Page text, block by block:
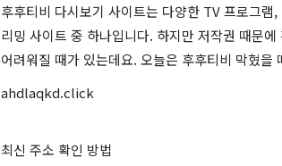
후후티비 다시보기 사이트는 다양한 TV 프로그
리밍 사이트 중 하나입니다. 하지만 저작권 때문
어려워질 때가 있는데요. 오늘은 후후티비 막혔을
ahdlaqkd.click
최신 주소 확인 방법